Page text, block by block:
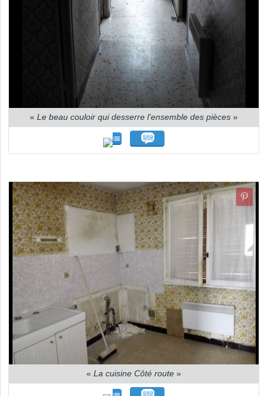
« Le beau couloir qui desserre l'ensemble des pièces »
« La cuisine Côté route »